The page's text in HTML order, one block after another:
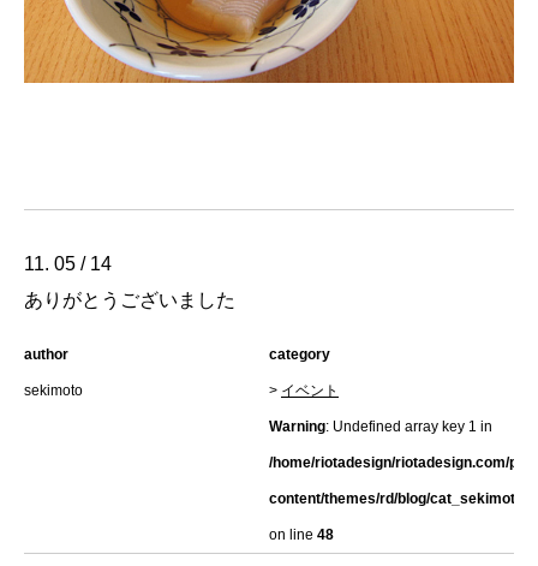
11. 05 / 14
ありがとうございました
author
sekimoto
category
> イベント
Warning: Undefined array key 1 in
/home/riotadesign/riotadesign.com/
content/themes/rd/blog/
on line 48